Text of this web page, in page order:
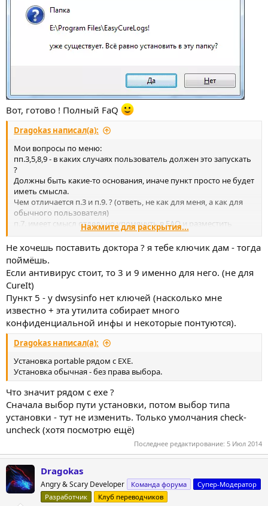
Вот, готово ! Полный FaQ
Dragokas написал(а):
Мои вопросы по меню:
пп.3,5,8,9 - в каких случаях пользователь должен это запускать
?
Должны быть какие-то основания, иначе пункт просто не будет
иметь смысла.
Чем отличается п.3 и п.9. ? (ответь, не как для меня, а как для
обычного пользователя)
п.7. имеет смысл отдельно упомянуть в FAQ и разместить
отдельно на сервере + упаковать в папку рядом с EXE-шником
EasyCureLogs!
(например, если заблокирована ассоциация EXE)
8-9 много букав. Упрощу.
Нажмите для раскрытия...
Не хочешь поставить доктора ? я тебе ключик дам - тогда
поймёшь.
Если антивирус стоит, то 3 и 9 именно для него. (не для
CureIt)
Пункт 5 - у dwsysinfo нет ключей (насколько мне
известно + эта утилита собирает много
конфиденциальной инфы и некоторые понтуются).
Dragokas написал(а):
Установка portable рядом с EXE.
Установка обычная - без права выбора.
Что значит рядом с ехе ?
Сначала выбор пути установки, потом выбор типа
установки - тут не изменить. Только умолчания check-
uncheck (хотя посмотрю ещё)
Последнее редактирование: 5 Июл 2014
Dragokas
Angry & Scary Developer Команда форума
Супер-Модератор
Разработчик
Клуб переводчиков